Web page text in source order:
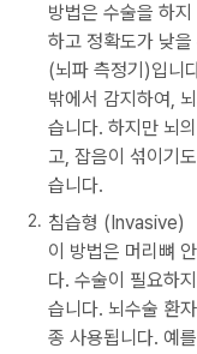
방법은 수술을 하
하고 정확도가 낮
(뇌파 측정기)입니
밖에서 감지하여,
습니다. 하지만 뇌
고, 잡음이 섞이기
습니다.
침습형 (Invasive)
이 방법은 머리뼈
다. 수술이 필요하
습니다. 뇌수술 환
종 사용됩니다. 예